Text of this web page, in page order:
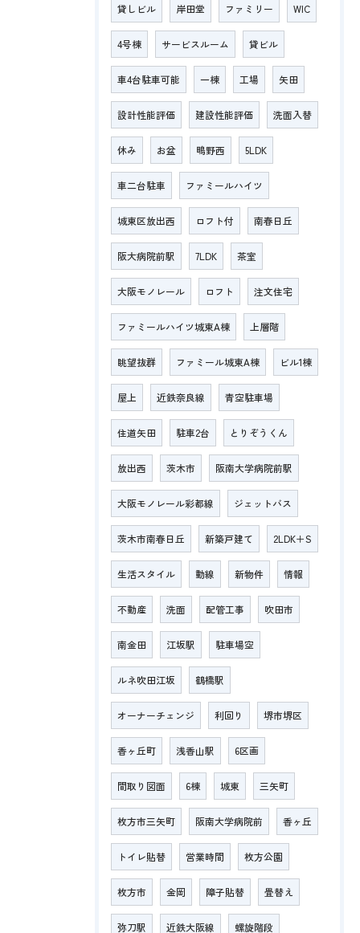
貸しビル 岸田堂 ファミリー WIC
4号棟 サービスルーム 貸ビル
車4台駐車可能 一棟 工場 矢田
設計性能評価 建設性能評価 洗面入替
休み お盆 鴫野西 5LDK
車二台駐車 ファミールハイツ
城東区放出西 ロフト付 南春日丘
阪大病院前駅 7LDK 茶室
大阪モノレール ロフト 注文住宅
ファミールハイツ城東A棟 上層階
眺望抜群 ファミール城東A棟 ビル1棟
屋上 近鉄奈良線 青空駐車場
住道矢田 駐車2台 とりぞうくん
放出西 茨木市 阪南大学病院前駅
大阪モノレール彩都線 ジェットバス
茨木市南春日丘 新築戸建て 2LDK＋S
生活スタイル 動線 新物件 情報
不動産 洗面 配管工事 吹田市
南金田 江坂駅 駐車場空
ルネ吹田江坂 鶴橋駅
オーナーチェンジ 利回り 堺市堺区
香ヶ丘町 浅香山駅 6区画
間取り図面 6棟 城東 三矢町
枚方市三矢町 阪南大学病院前 香ヶ丘
トイレ貼替 営業時間 枚方公園
枚方市 金岡 障子貼替 畳替え
弥刀駅 近鉄大阪線 螺旋階段